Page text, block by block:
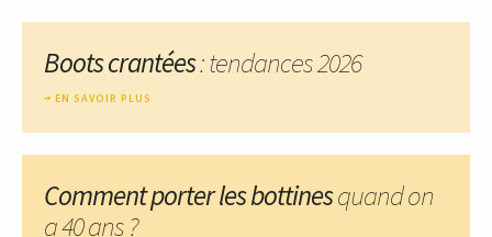
Boots crantées: tendances 2026
EN SAVOIR PLUS
Comment porter les bottinesquand on
a 40 ans ?